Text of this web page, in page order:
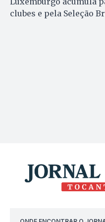
clubes e pela Seleção